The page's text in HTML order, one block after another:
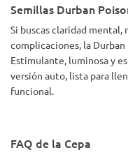
Semillas Durban
Si buscas claridad
complicaciones, la
Estimulante, luminosa y
versión auto, lista para
funcional.
FAQ de la Cepa